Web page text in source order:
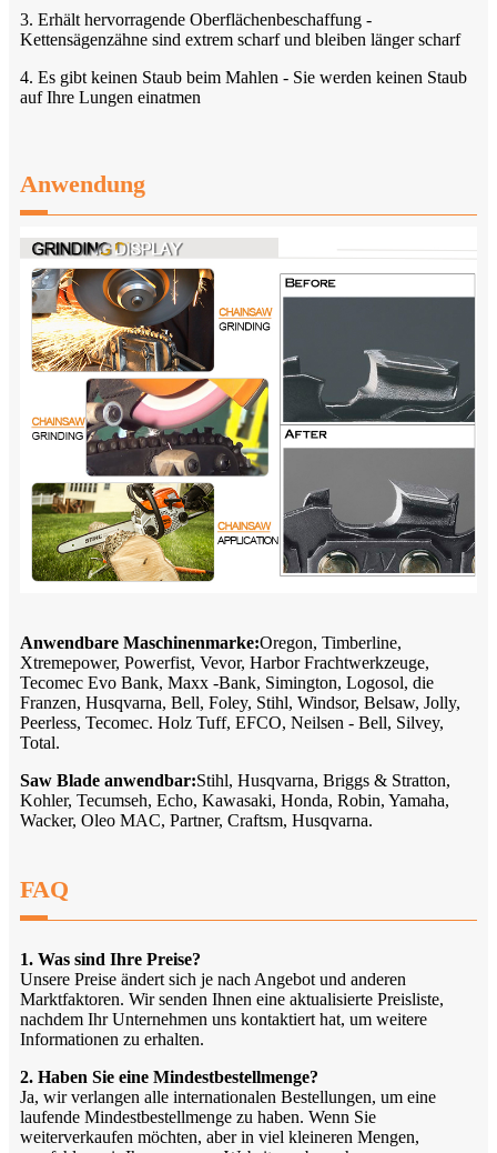
3. Erhält hervorragende Oberflächenbeschaffung -
Kettensägenzähne sind extrem scharf und bleiben länger scharf
4. Es gibt keinen Staub beim Mahlen - Sie werden keinen Staub
auf Ihre Lungen einatmen
Anwendung
Anwendbare Maschinenmarke:Oregon, Timberline,
Xtremepower, Powerfist, Vevor, Harbor Frachtwerkzeuge,
Tecomec Evo Bank, Maxx -Bank, Simington, Logosol, die
Franzen, Husqvarna, Bell, Foley, Stihl, Windsor, Belsaw, Jolly,
Peerless, Tecomec. Holz Tuff, EFCO, Neilsen - Bell, Silvey,
Total.
Saw Blade anwendbar:Stihl, Husqvarna, Briggs & Stratton,
Kohler, Tecumseh, Echo, Kawasaki, Honda, Robin, Yamaha,
Wacker, Oleo MAC, Partner, Craftsm, Husqvarna.
FAQ
1. Was sind Ihre Preise?
Unsere Preise ändert sich je nach Angebot und anderen
Marktfaktoren. Wir senden Ihnen eine aktualisierte Preisliste,
nachdem Ihr Unternehmen uns kontaktiert hat, um weitere
Informationen zu erhalten.
2. Haben Sie eine Mindestbestellmenge?
Ja, wir verlangen alle internationalen Bestellungen, um eine
laufende Mindestbestellmenge zu haben. Wenn Sie
weiterverkaufen möchten, aber in viel kleineren Mengen,